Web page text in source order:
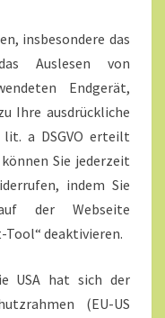
insbesondere das
Auslesen von
Endgerät,
Ihre ausdrückliche
a DSGVO erteilt
Sie jederzeit
indem Sie
der Webseite
deaktivieren.
USA hat sich der
(EU-US